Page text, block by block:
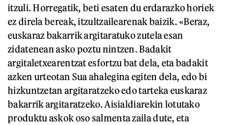
itzuli. Horregatik, beti esaten du erdarazko horiek
ez direla bereak, itzultzailearenak baizik. «Beraz,
euskaraz bakarrik argitaratuko zutela esan
zidatenean asko poztu nintzen. Badakit
argitaletxearentzat esfortzu bat dela, eta badakit
azken urteotan Sua ahalegina egiten dela, edo bi
hizkuntzetan argitaratzeko edo tarteka euskaraz
bakarrik argitaratzeko. Aisialdiarekin lotutako
produktu askok oso salmenta zaila dute, eta